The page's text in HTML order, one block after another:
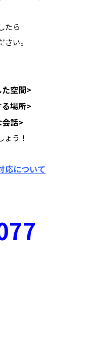
たら
い。
空間>
場所>
話>
う！
応について
谷区 稲城市 飛田給